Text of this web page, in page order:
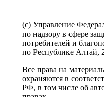
(c) Управление
по надзору в сфере
потребителей и
по Республике Алтай,
Все права на
охраняются в
РФ, в том числе об